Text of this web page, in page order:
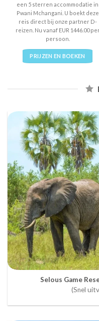
een 5 sterren accommodatie in
Pwani Mchangani. U boekt deze
reis direct bij onze partner D-
reizen. Nu vanaf EUR 1446.00
persoon.
PRIJZEN EN BOEKEN
Selous Game
(Snel